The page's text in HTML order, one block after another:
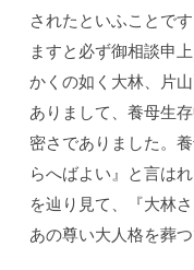
されたといふことで
ますと必ず御相談申
かくの如く大林、片
ありまして、養母生
密さでありました。
らへばよい』と言は
を辿り見て、『大林
あの尊い大人格を葬